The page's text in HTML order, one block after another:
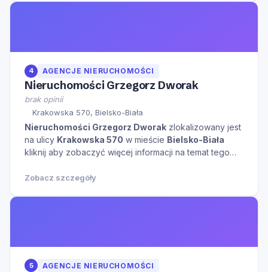
4 AGENCJE NIERUCHOMOŚCI
Nieruchomości Grzegorz Dworak
brak opinii
Krakowska 570, Bielsko-Biała
Nieruchomości Grzegorz Dworak zlokalizowany jest
na ulicy Krakowska 570 w mieście Bielsko-Biała
kliknij aby zobaczyć więcej informacji na temat tego
Zobacz szczegóły
5 AGENCJE NIERUCHOMOŚCI